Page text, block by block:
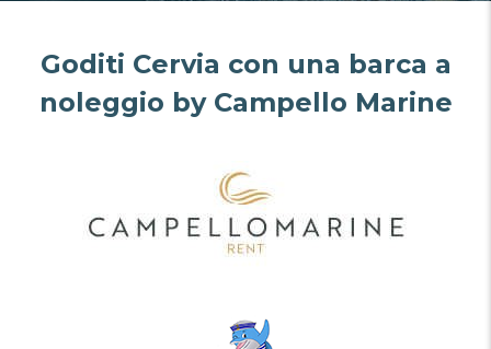
Goditi Cervia con una barca a
noleggio by Campello Marine